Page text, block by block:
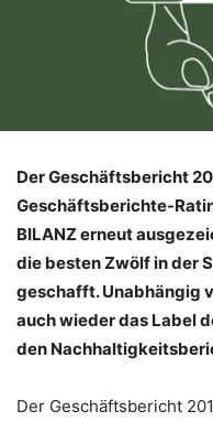
Der Geschäftsbericht
Geschäftsberichte-
BILANZ erneut
die besten Zwölf in der
geschafft. Unabhängig
auch wieder das Label
den
Der Geschäftsbericht